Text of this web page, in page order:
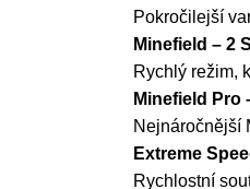
Pokročilejší
Minefield – 2
Rychlý režim,
Minefield Pro
Nejnáročnější
Extreme
Rychlostní